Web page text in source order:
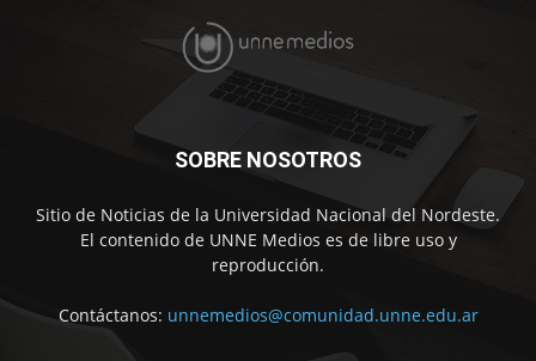
SOBRE NOSOTROS
Sitio de Noticias de la Universidad Nacional del Nordeste.
El contenido de UNNE Medios es de libre uso y
reproducción.
Contáctanos: unnemedios@comunidad.unne.edu.ar